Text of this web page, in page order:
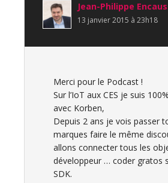
Jean-Philippe
13 janvier 2015 à 23h18
Merci pour le Podcast !
Sur l’IoT aux CES je suis
avec Korben,
Depuis 2 ans je vois passer
marques faire le même
allons connecter tous les
développeur … coder gratos
SDK.